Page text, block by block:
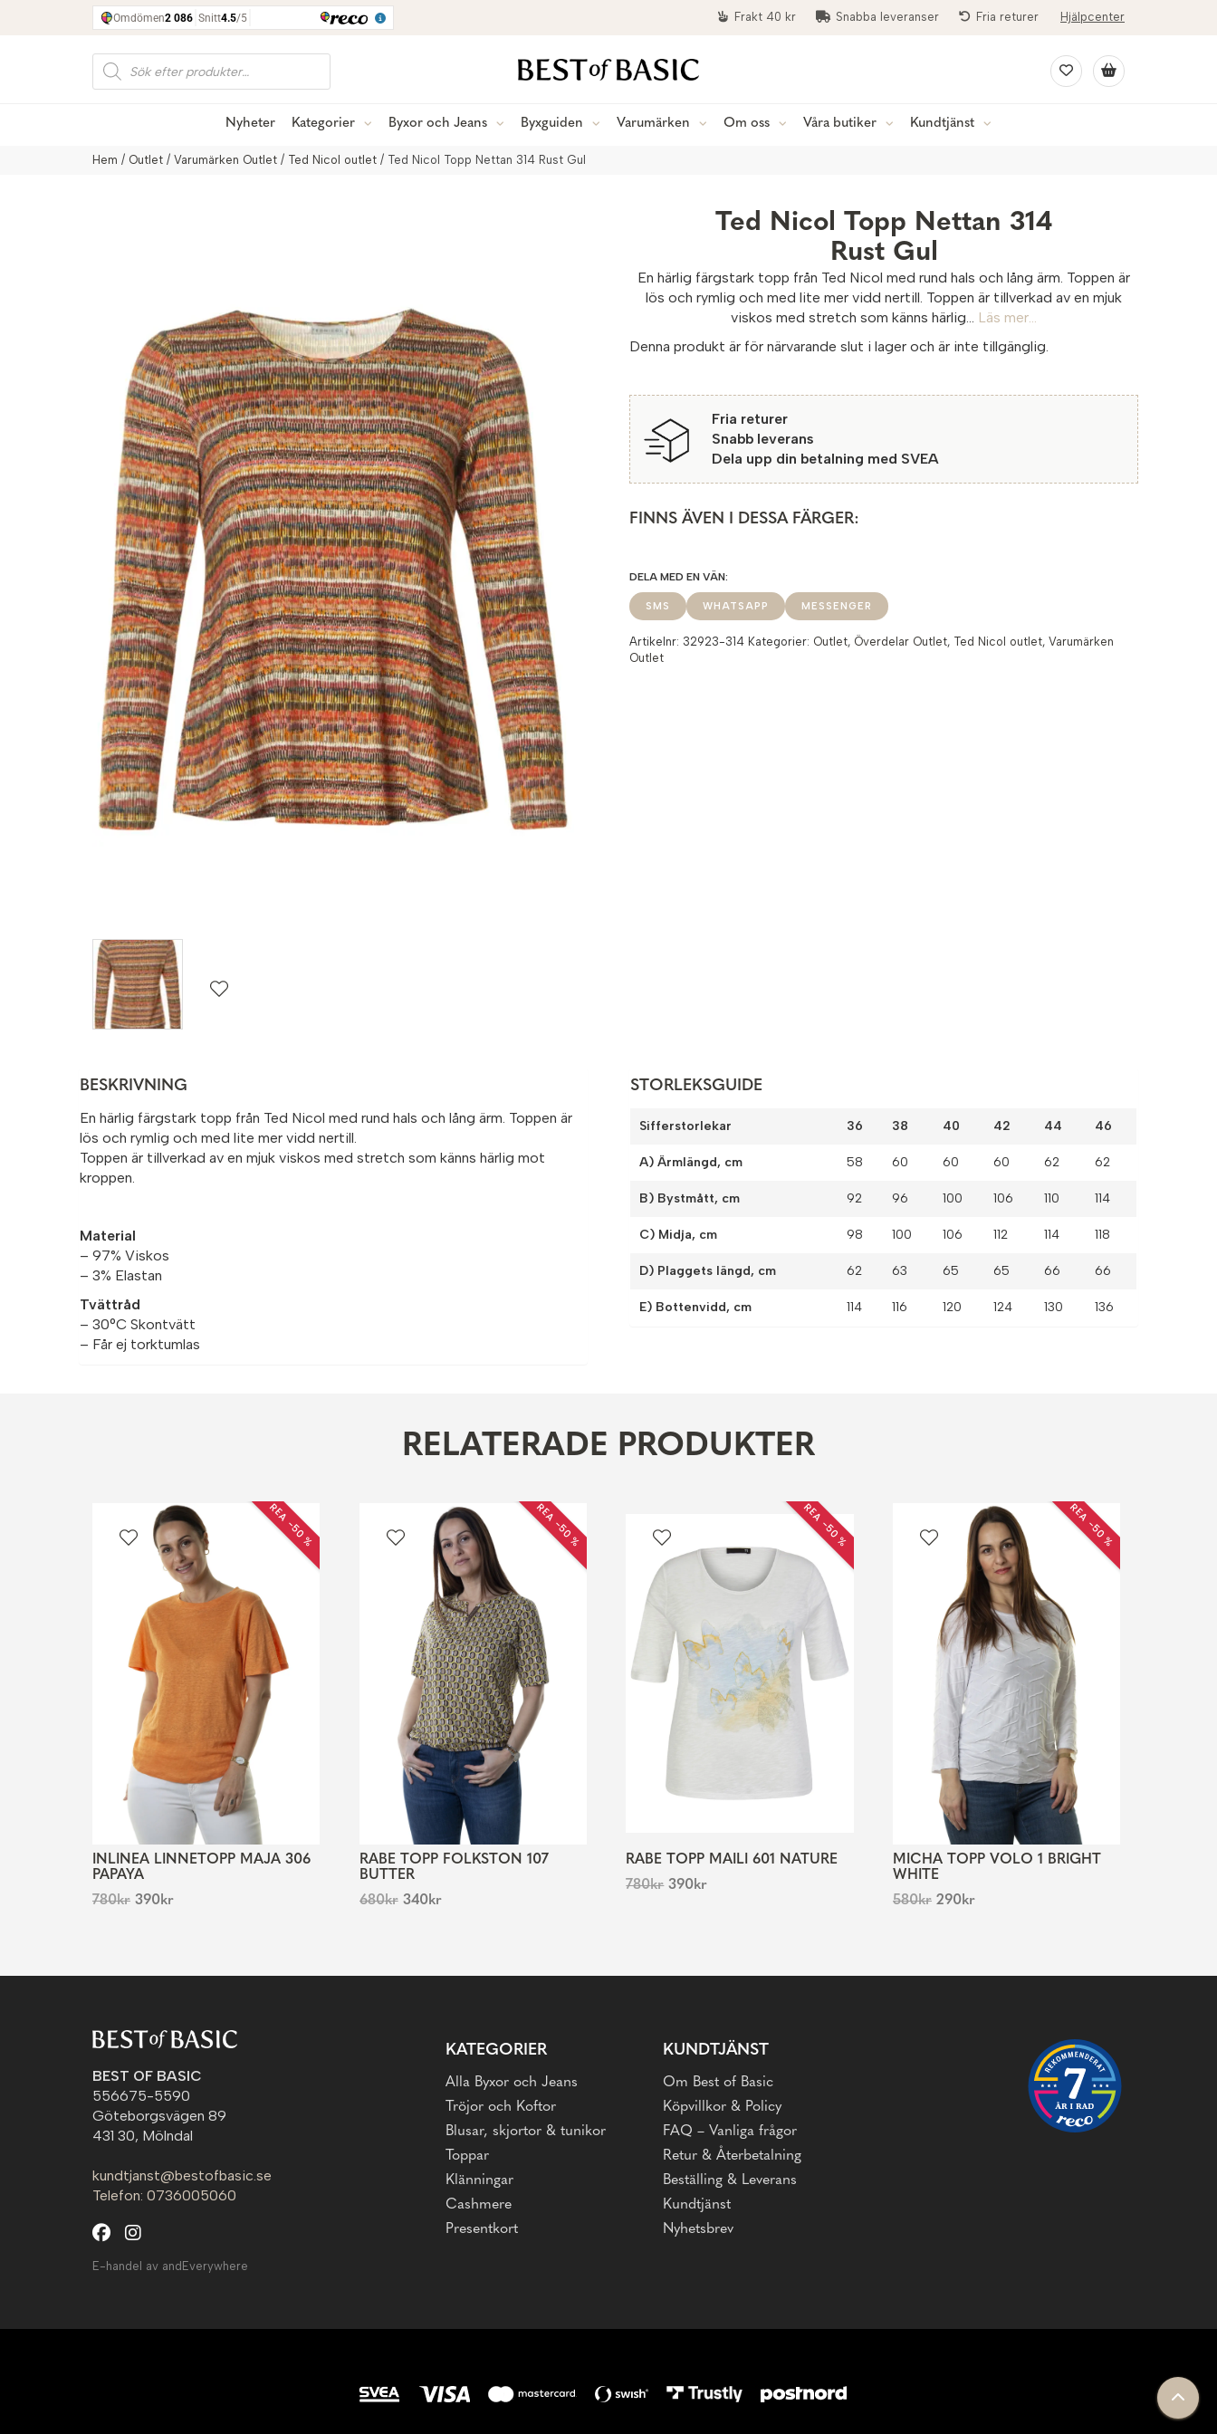
Frakt 40 kr Snabba leveranser Fria returer Hjälpcenter
Produktsökning
Nyheter Kategorier Byxor och Jeans Byxguiden Varumärken Om oss Våra butiker Kundtjänst
Hem / Outlet / Varumärken Outlet / Ted Nicol outlet / Ted Nicol Topp Nettan 314 Rust Gul
Ted Nicol Topp Nettan 314
Rust Gul
En härlig färgstark topp från Ted Nicol med rund hals och lång ärm. Toppen är
lös och rymlig och med lite mer vidd nertill. Toppen är tillverkad av en mjuk
viskos med stretch som känns härlig... Läs mer...
Denna produkt är för närvarande slut i lager och är inte tillgänglig.
Fria returer
Snabb leverans
Dela upp din betalning med SVEA
FINNS ÄVEN I DESSA FÄRGER:
SMS WHATSAPP MESSENGER
Artikelnr: 32923-314 Kategorier: Outlet, Överdelar Outlet, Ted Nicol outlet,Varumärken
Outlet
BESKRIVNING
En härlig färgstark topp från Ted Nicol med rund hals och lång ärm. Toppen är
lös och rymlig och med lite mer vidd nertill.
Toppen är tillverkad av en mjuk viskos med stretch som känns härlig mot
kroppen.
Material
– 97% Viskos
– 3% Elastan
Tvättråd
– 30°C Skontvätt
– Får ej torktumlas
STORLEKSGUIDE
Sifferstorlekar 36 38 40 42 44 46
A) Ärmlängd, cm 58 60 60 60 62 62
B) Bystmått, cm 92 96 100 106 110 114
C) Midja, cm 98 100 106 112 114 118
D) Plaggets längd, cm 62 63 65 65 66 66
E) Bottenvidd, cm 114 116 120 124 130 136
RELATERADE PRODUKTER
REA −50 %
INLINEA LINNETOPP MAJA 306
PAPAYA
780kr 390kr
REA −50 %
RABE TOPP FOLKSTON 107
BUTTER
680kr 340kr
REA −50 %
RABE TOPP MAILI 601 NATURE
780kr 390kr
REA −50 %
MICHA TOPP VOLO 1 BRIGHT
WHITE
580kr 290kr
BEST OF BASIC
556675-5590
Göteborgsvägen 89
431 30, Mölndal
kundtjanst@bestofbasic.se
Telefon: 0736005060
E-handel av andEverywhere
KATEGORIER
Alla Byxor och Jeans
Tröjor och Koftor
Blusar, skjortor & tunikor
Toppar
Klänningar
Cashmere
Presentkort
KUNDTJÄNST
Om Best of Basic
Köpvillkor & Policy
FAQ – Vanliga frågor
Retur & Återbetalning
Beställing & Leverans
Kundtjänst
Nyhetsbrev